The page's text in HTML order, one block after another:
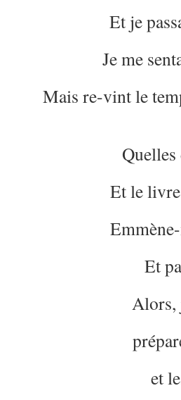
Et je
Je me
Mais re-vint le
Quelles
Et le
Et
Alors,
et